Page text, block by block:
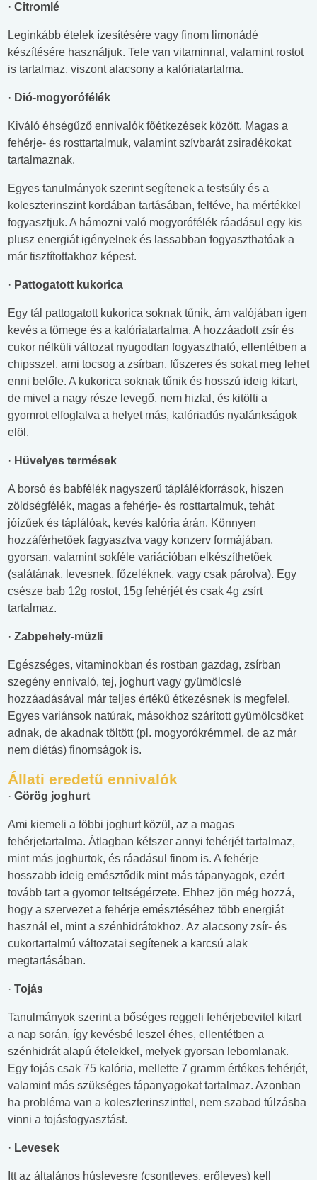
· Citromlé
Leginkább ételek ízesítésére vagy finom limonádé
készítésére használjuk. Tele van vitaminnal, valamint rostot
is tartalmaz, viszont alacsony a kalóriatartalma.
· Dió-mogyorófélék
Kiváló éhségűző ennivalók főétkezések között. Magas a
fehérje- és rosttartalmuk, valamint szívbarát zsiradékokat
tartalmaznak.
Egyes tanulmányok szerint segítenek a testsúly és a
koleszterinszint kordában tartásában, feltéve, ha mértékkel
fogyasztjuk. A hámozni való mogyorófélék ráadásul egy kis
plusz energiát igényelnek és lassabban fogyaszthatóak a
már tisztítottakhoz képest.
· Pattogatott kukorica
Egy tál pattogatott kukorica soknak tűnik, ám valójában igen
kevés a tömege és a kalóriatartalma. A hozzáadott zsír és
cukor nélküli változat nyugodtan fogyasztható, ellentétben a
chipsszel, ami tocsog a zsírban, fűszeres és sokat meg lehet
enni belőle. A kukorica soknak tűnik és hosszú ideig kitart,
de mivel a nagy része levegő, nem hizlal, és kitölti a
gyomrot elfoglalva a helyet más, kalóriadús nyalánkságok
elöl.
· Hüvelyes termések
A borsó és babfélék nagyszerű táplálékforrások, hiszen
zöldségfélék, magas a fehérje- és rosttartalmuk, tehát
jóízűek és táplálóak, kevés kalória árán. Könnyen
hozzáférhetőek fagyasztva vagy konzerv formájában,
gyorsan, valamint sokféle variációban elkészíthetőek
(salátának, levesnek, főzeléknek, vagy csak párolva). Egy
csésze bab 12g rostot, 15g fehérjét és csak 4g zsírt
tartalmaz.
· Zabpehely-müzli
Egészséges, vitaminokban és rostban gazdag, zsírban
szegény ennivaló, tej, joghurt vagy gyümölcslé
hozzáadásával már teljes értékű étkezésnek is megfelel.
Egyes variánsok natúrak, másokhoz szárított gyümölcsöket
adnak, de akadnak töltött (pl. mogyorókrémmel, de az már
nem diétás) finomságok is.
Állati eredetű ennivalók
· Görög joghurt
Ami kiemeli a többi joghurt közül, az a magas
fehérjetartalma. Átlagban kétszer annyi fehérjét tartalmaz,
mint más joghurtok, és ráadásul finom is. A fehérje
hosszabb ideig emésztődik mint más tápanyagok, ezért
tovább tart a gyomor teltségérzete. Ehhez jön még hozzá,
hogy a szervezet a fehérje emésztéséhez több energiát
használ el, mint a szénhidrátokhoz. Az alacsony zsír- és
cukortartalmú változatai segítenek a karcsú alak
megtartásában.
· Tojás
Tanulmányok szerint a bőséges reggeli fehérjebevitel kitart
a nap során, így kevésbé leszel éhes, ellentétben a
szénhidrát alapú ételekkel, melyek gyorsan lebomlanak.
Egy tojás csak 75 kalória, mellette 7 gramm értékes fehérjét,
valamint más szükséges tápanyagokat tartalmaz. Azonban
ha probléma van a koleszterinszinttel, nem szabad túlzásba
vinni a tojásfogyasztást.
· Levesek
Itt az általános húslevesre (csontleves, erőleves) kell